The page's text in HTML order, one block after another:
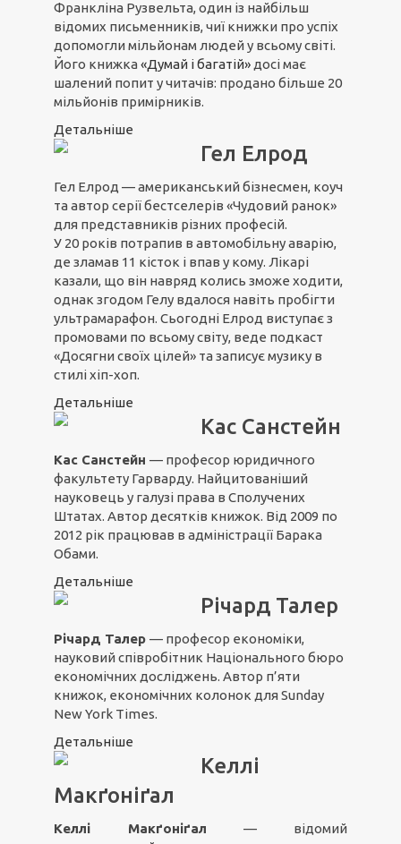
Франкліна Рузвельта, один із найбільш
відомих письменників, чиї книжки про успіх
допомогли мільйонам людей у всьому світі.
Його книжка «Думай і багатій» досі має
шалений попит у читачів: продано більше 20
мільйонів примірників.
Детальніше
Гел Елрод
Гел Елрод — американський бізнесмен, коуч
та автор серії бестселерів «Чудовий ранок»
для представників різних професій.
У 20 років потрапив в автомобільну аварію,
де зламав 11 кісток і впав у кому. Лікарі
казали, що він навряд колись зможе ходити,
однак згодом Гелу вдалося навіть пробігти
ультрамарафон. Сьогодні Елрод виступає з
промовами по всьому світу, веде подкаст
«Досягни своїх цілей» та записує музику в
стилі хіп-хоп.
Детальніше
Кас Санстейн
Кас Санстейн — професор юридичного
факультету Гарварду. Найцитованіший
науковець у галузі права в Сполучених
Штатах. Автор десятків книжок. Від 2009 по
2012 рік працював в адміністрації Барака
Обами.
Детальніше
Річард Талер
Річард Талер — професор економіки,
науковий співробітник Національного бюро
економічних досліджень. Автор п’яти
книжок, економічних колонок для Sunday
New York Times.
Детальніше
Келлі
Макґоніґал
Келлі Макґоніґал — відомий